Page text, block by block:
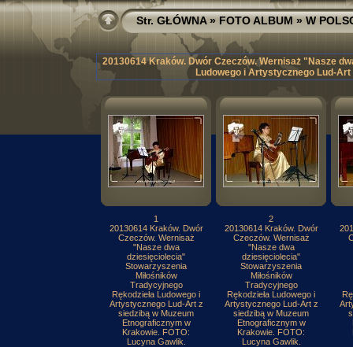
Str. GŁÓWNA»FOTO ALBUM»W
20130614 Kraków. Dwór Czeczów. Wernisaż "Nasze
Ludowego i Artystycznego Lud-
1
20130614 Kraków. Dwór
Czeczów. Wernisaż
"Nasze dwa
dziesięciolecia"
Stowarzyszenia
Miłośników
Tradycyjnego
Rękodzieła Ludowego i
Artystycznego Lud-Art z
siedzibą w Muzeum
Etnograficznym w
Krakowie. FOTO:
Lucyna Gawlik.
2
20130614 Kraków. Dwór
Czeczów. Wernisaż
"Nasze dwa
dziesięciolecia"
Stowarzyszenia
Miłośników
Tradycyjnego
Rękodzieła Ludowego i
Artystycznego Lud-Art z
siedzibą w Muzeum
Etnograficznym w
Krakowie. FOTO:
Lucyna Gawlik.